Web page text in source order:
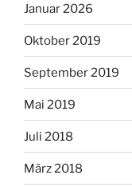
Januar 2026
Oktober 2019
September 2019
Mai 2019
Juli 2018
März 2018